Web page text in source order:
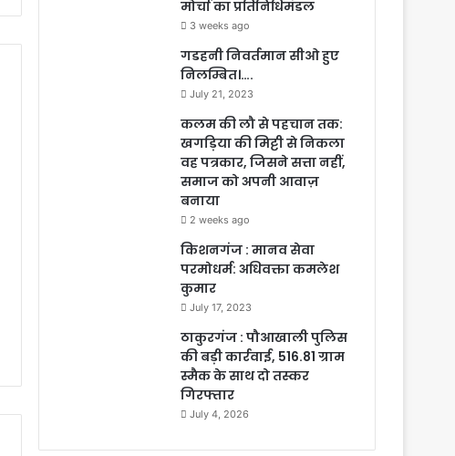
मोर्चा का प्रतिनिधिमंडल
3 weeks ago
गडहनी निवर्तमान सीओ हुए
निलम्बित।….
July 21, 2023
कलम की लौ से पहचान तक:
खगड़िया की मिट्टी से निकला
वह पत्रकार, जिसने सत्ता नहीं,
समाज को अपनी आवाज़
बनाया
2 weeks ago
किशनगंज : मानव सेवा
परमोधर्म: अधिवक्ता कमलेश
कुमार
July 17, 2023
ठाकुरगंज : पौआखाली पुलिस
की बड़ी कार्रवाई, 516.81 ग्राम
स्मैक के साथ दो तस्कर
गिरफ्तार
July 4, 2026